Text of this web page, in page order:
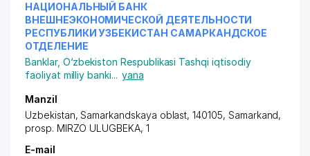
НАЦИОНАЛЬНЫЙ БАНК
ВНЕШНЕЭКОНОМИЧЕСКОЙ ДЕЯТЕЛЬНОСТИ
РЕСПУБЛИКИ УЗБЕКИСТАН САМАРКАНДСКОЕ
ОТДЕЛЕНИЕ
Banklar, O‘zbekiston Respublikasi Tashqi iqtisodiy
faoliyat milliy banki... yana
Manzil
Uzbekistan, Samarkandskaya oblast, 140105, Samarkand,
prosp. MIRZO ULUGBEKA, 1
E-mail